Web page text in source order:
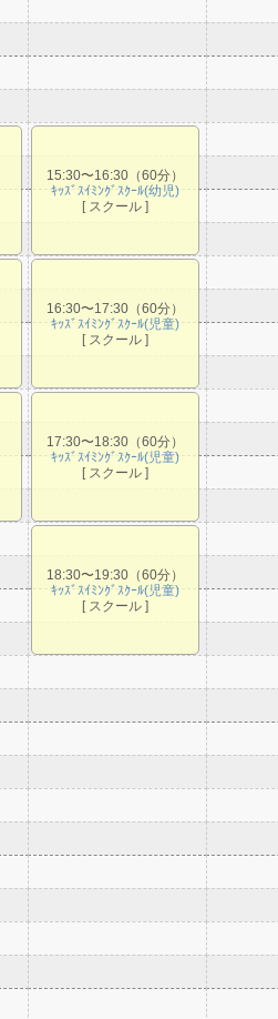
15:30〜16:30（60分）
ｷｯｽﾞｽｲﾐﾝｸﾞｽｸｰﾙ(幼児)
[ スクール ]
16:30〜17:30（60分）
ｷｯｽﾞｽｲﾐﾝｸﾞｽｸｰﾙ(児童)
[ スクール ]
17:30〜18:30（60分）
ｷｯｽﾞｽｲﾐﾝｸﾞｽｸｰﾙ(児童)
[ スクール ]
18:30〜19:30（60分）
ｷｯｽﾞｽｲﾐﾝｸﾞｽｸｰﾙ(児童)
[ スクール ]